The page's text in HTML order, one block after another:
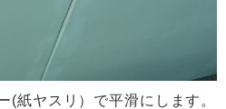
(紙ヤスリ）で平滑にします。